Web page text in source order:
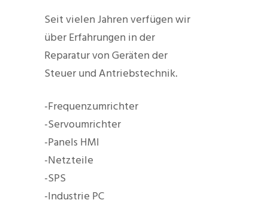
Seit vielen Jahren verfügen wir
über Erfahrungen in der
Reparatur von Geräten der
Steuer und Antriebstechnik.
-Frequenzumrichter
-Servoumrichter
-Panels HMI
-Netzteile
-SPS
-Industrie PC